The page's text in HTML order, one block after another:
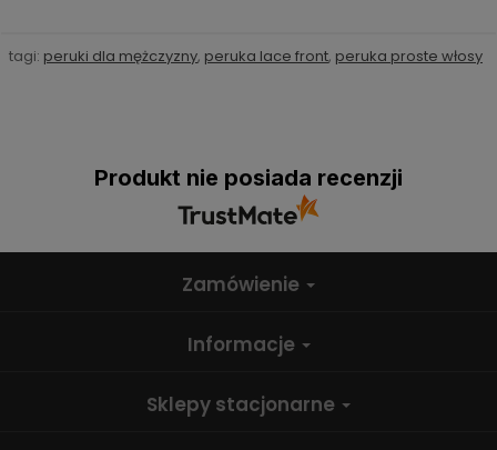
tagi: peruki dla mężczyzny, peruka lace front, peruka proste włosy
Produkt nie posiada recenzji
Zamówienie
Informacje
Sklepy stacjonarne